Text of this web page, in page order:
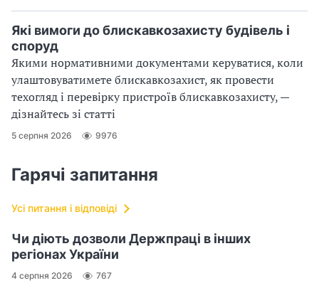
Які вимоги до блискавкозахисту будівель і
споруд
Якими нормативними документами керуватися, коли
улаштовуватимете блискавкозахист, як провести
техогляд і перевірку пристроїв блискавкозахисту, —
дізнайтесь зі статті
5 серпня 2026 9976
Гарячі запитання
Усі питання і відповіді
Чи діють дозволи Держпраці в інших
регіонах України
4 серпня 2026 767